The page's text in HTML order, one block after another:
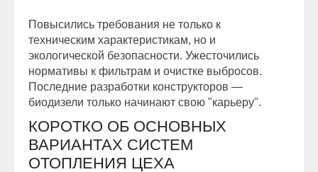
Повысились требования не только к
техническим характеристикам, но и
экологической безопасности. Ужесточились
нормативы к фильтрам и очистке выбросов.
Последние разработки конструкторов —
биодизели только начинают свою "карьеру".
КОРОТКО ОБ ОСНОВНЫХ
ВАРИАНТАХ СИСТЕМ
ОТОПЛЕНИЯ ЦЕХА